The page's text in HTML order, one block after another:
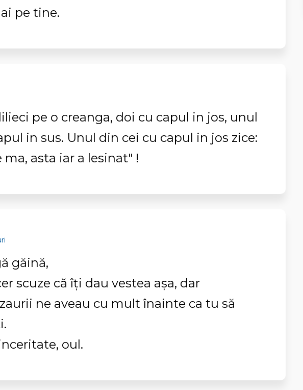
pe tine.
pe o creanga, doi cu capul in jos, unul
in sus. Unul din cei cu capul in jos zice:
ma, asta iar a lesinat" !
găină,
scuze că îți dau vestea așa, dar
ne aveau cu mult înainte ca tu să
oul.